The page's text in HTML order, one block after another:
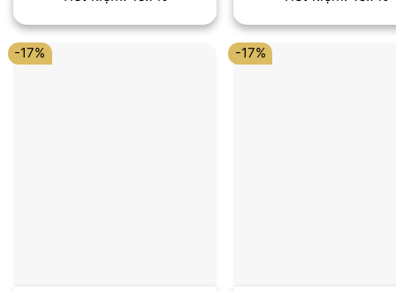
là:
2.000.000 ₫.
-17% -17%